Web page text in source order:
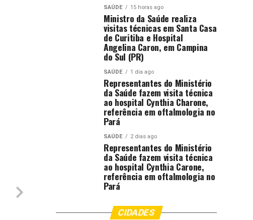
SAÚDE 15 horas ago
Ministro da Saúde realiza
visitas técnicas em Santa Casa
de Curitiba e Hospital
Angelina Caron, em Campina
do Sul (PR)
SAÚDE 1 dia ago
Representantes do Ministério
da Saúde fazem visita técnica
ao hospital Cynthia Charone,
referência em oftalmologia no
Pará
SAÚDE 2 dias ago
Representantes do Ministério
da Saúde fazem visita técnica
ao hospital Cynthia Carone,
referência em oftalmologia no
Pará
CIDADES